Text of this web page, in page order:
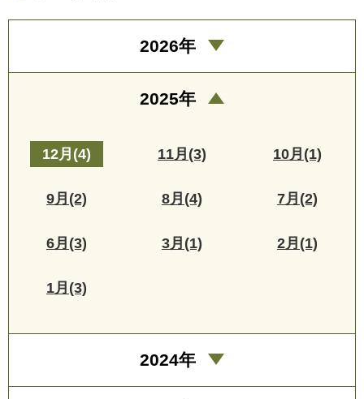
2026年
2025年
12月(4) 11月(3) 10月(1)
9月(2) 8月(4) 7月(2)
6月(3) 3月(1) 2月(1)
1月(3)
2024年